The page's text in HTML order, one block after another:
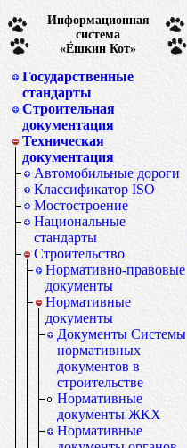
Информационная
система
«Ёшкин Кот»
Государственные
стандарты
Строительная
документация
Техническая
документация
Автомобильные дороги
Классификатор ISO
Мостостроение
Национальные
стандарты
Строительство
Нормативно-правовые
документы
Нормативные
документы
Документы Системы
нормативных
документов в
строительстве
Нормативные
документы ЖКХ
Нормативные